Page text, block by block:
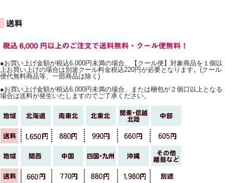
●お買い上げ金額が税込6,000円未満の場合、【クール便】対象商品を１個以
上お買い上げの場合は別途クール料金税込220円が必要となります。(クール
便代無料商品等、一部商品は除く)
●お買い上げ金額が税込6,000円未満の場合、または梱包が２個口以上となる
場合は送料が発生いたしますのでご了承ください。